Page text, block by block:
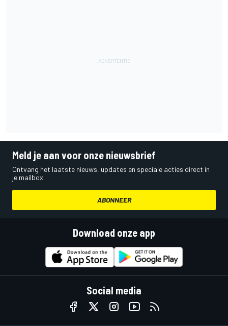
Meld je aan voor onze nieuwsbrief
Ontvang het laatste nieuws, updates en speciale acties direct in
je mailbox.
ABONNEER
Download onze app
Social media